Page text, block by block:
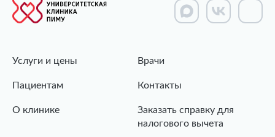
Услуги и цены Врачи
Пациентам Контакты
О клинике
Заказать справку для
налогового вычета